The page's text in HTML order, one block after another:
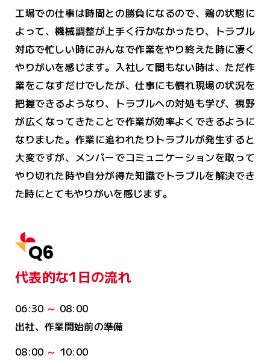
工場での仕事は時間との勝負になるので、鶏の状態に
よって、機械調整が上手く行かなかったり、トラブル
対応で忙しい時にみんなで作業をやり終えた時に凄く
やりがいを感じます。入社して間もない時は、ただ作
業をこなすだけでしたが、仕事にも慣れ現場の状況を
把握できるようなり、トラブルへの対処も学び、視野
が広くなってきたことで作業が効率よくできるように
なりました。作業に追われたりトラブルが発生すると
大変ですが、メンバーでコミュニケーションを取って
やり切れた時や自分が得た知識でトラブルを解決でき
た時にとてもやりがいを感じます。
Q6
代表的な1日の流れ
06:30 ～ 08:00
出社、作業開始前の準備
08:00 ～ 10:00